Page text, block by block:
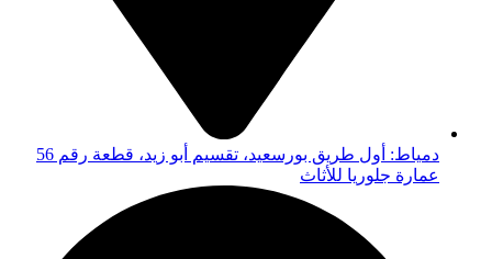
دمياط: أول طريق بورسعيد، تقسيم أبو زيد، قطعة رقم 56
عمارة جلوريا للأثاث